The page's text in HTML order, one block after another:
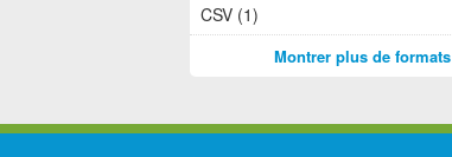
CSV (1)
Montrer plus de formats